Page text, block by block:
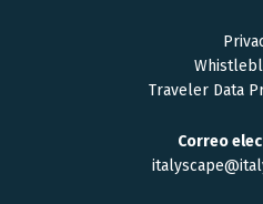
Traveler Data
Correo